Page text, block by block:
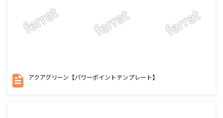
アクアグリーン【パワーポイントテンプレート】